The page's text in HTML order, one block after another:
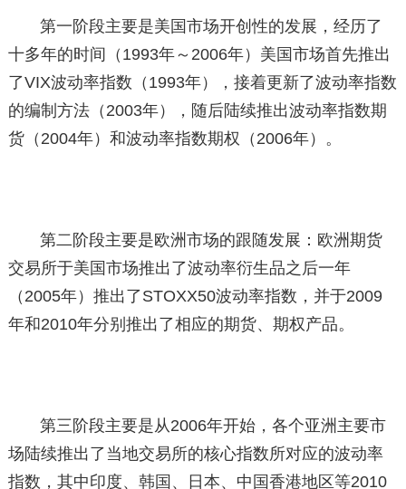
第一阶段主要是美国市场开创性的发展，经历了
十多年的时间（1993年～2006年）美国市场首先推出
了VIX波动率指数（1993年），接着更新了波动率指数
的编制方法（2003年），随后陆续推出波动率指数期
货（2004年）和波动率指数期权（2006年）。
第二阶段主要是欧洲市场的跟随发展：欧洲期货
交易所于美国市场推出了波动率衍生品之后一年
（2005年）推出了STOXX50波动率指数，并于2009
年和2010年分别推出了相应的期货、期权产品。
第三阶段主要是从2006年开始，各个亚洲主要市
场陆续推出了当地交易所的核心指数所对应的波动率
指数，其中印度、韩国、日本、中国香港地区等2010